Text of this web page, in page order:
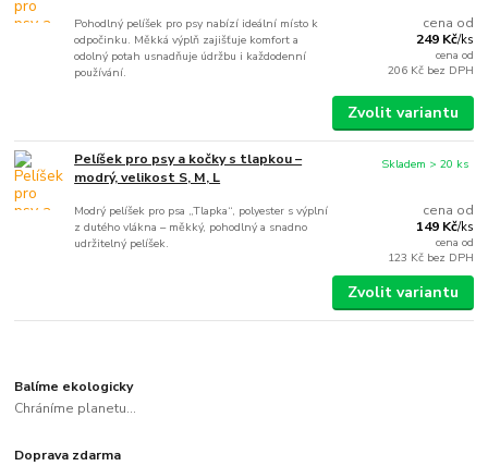
Pohodlný pelíšek pro psy nabízí ideální místo k
odpočinku. Měkká výplň zajišťuje komfort a
odolný potah usnadňuje údržbu i každodenní
používání.
cena od
249 Kč/ks
cena od
206 Kč bez DPH
Zvolit variantu
Pelíšek pro psy a kočky s tlapkou –
modrý, velikost S, M, L
Modrý pelíšek pro psa „Tlapka“, polyester s výplní
z dutého vlákna – měkký, pohodlný a snadno
udržitelný pelíšek.
cena od
149 Kč/ks
cena od
123 Kč bez DPH
Skladem > 20 ks
Zvolit variantu
Balíme ekologicky
Chráníme planetu...
Doprava zdarma